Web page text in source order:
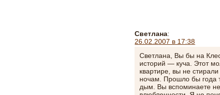
Светлана:
26.02.2007 в 17:38
Светлана, Вы бы на
историй — куча. Этот
квартире, вы не
ночам. Прошло бы года
дым. Вы вспоминаете